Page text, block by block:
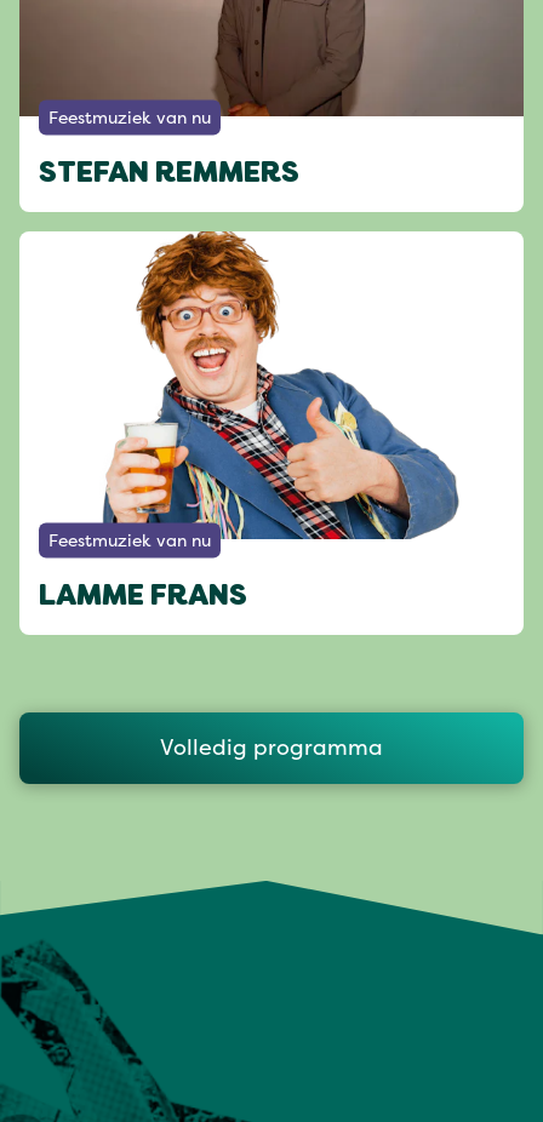
Feestmuziek van nu
STEFAN REMMERS
Feestmuziek van nu
LAMME FRANS
Volledig programma